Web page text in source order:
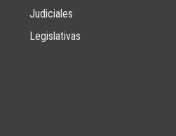
Judiciales
Legislativas